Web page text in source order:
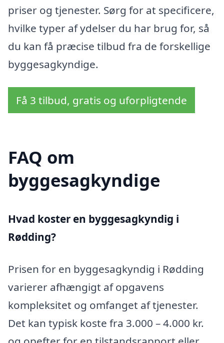
priser og tjenester. Sørg for at specificere,
hvilke typer af ydelser du har brug for, så
du kan få præcise tilbud fra de forskellige
byggesagkyndige.
Få 3 tilbud, gratis og uforpligtende
FAQ om
byggesagkyndige
Hvad koster en byggesagkyndig i
Rødding?
Prisen for en byggesagkyndig i Rødding
varierer afhængigt af opgavens
kompleksitet og omfanget af tjenester.
Det kan typisk koste fra 3.000 – 4.000 kr.